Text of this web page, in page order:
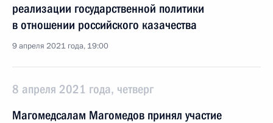
реализации государственной политики
в отношении российского казачества
9 апреля 2021 года, 19:00
8 апреля 2021 года, четверг
Магомедсалам Магомедов принял участие